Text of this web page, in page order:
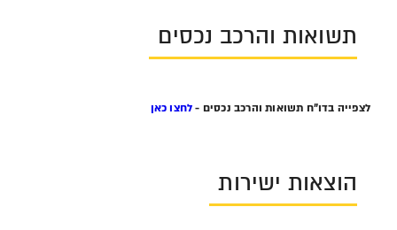
תשואות והרכב נכסים
לצפייה בדו"ח תשואות והרכב נכסים -לחצו כאן
הוצאות ישירות